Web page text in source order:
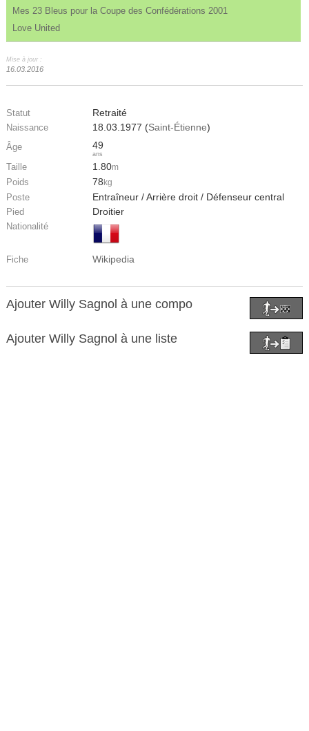
Mes 23 Bleus pour la Coupe des Confédérations 2001
Love United
Mise à jour :
16.03.2016
Statut Retraité
Naissance 18.03.1977 (Saint-Étienne)
Âge 49
ans
Taille 1.80m
Poids 78 kg
Poste Entraîneur / Arrière droit / Défenseur central
Pied Droitier
Nationalité
Fiche Wikipedia
Ajouter Willy Sagnol à une compo
Ajouter Willy Sagnol à une liste